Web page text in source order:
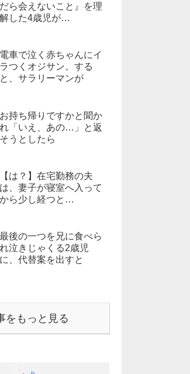
だら会えないこと』を理
解した4歳児が…
電車で泣く赤ちゃんにイ
ラつくオジサン。する
と、サラリーマンが
お持ち帰りですかと聞か
れ「いえ、あの…」と返
そうとしたら
【は？】在宅勤務の夫
は、妻子が寝室へ入って
から少し経つと…
最後の一つを兄に食べら
れ泣きじゃくる2歳児
に、代替案を出すと
をもっと見る